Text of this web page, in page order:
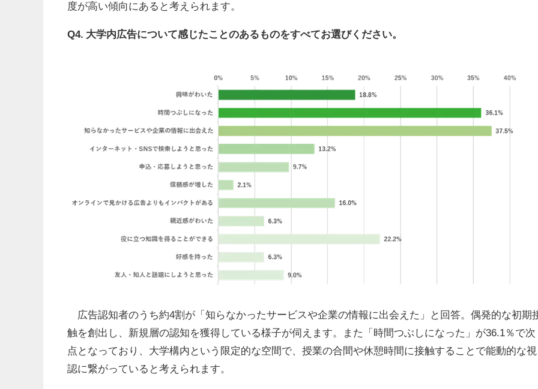
度が高い傾向にあると考えられます。
Q4. 大学内広告について感じたことのあるものをすべてお選びください。
広告認知者のうち約4割が「知らなかったサービスや企業の情報に出会えた」と回答。偶発的な初期
触を創出し、新規層の認知を獲得している様子が伺えます。また「時間つぶしになった」が36.1％で次
点となっており、大学構内という限定的な空間で、授業の合間や休憩時間に接触することで能動的な視
認に繋がっていると考えられます。